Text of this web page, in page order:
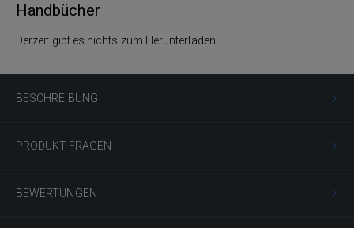
BESCHREIBUNG
PRODUKT-FRAGEN
BEWERTUNGEN
Handbücher
Derzeit gibt es nichts zum Herunterladen.